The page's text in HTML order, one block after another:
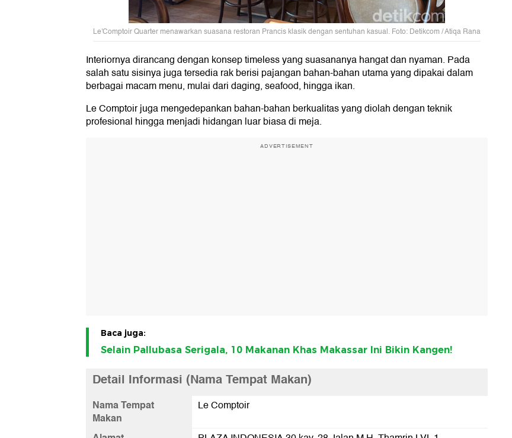
Le'Comptoir Quarter menawarkan suasana restoran Prancis klasik dengan sentuhan kasual. Foto: Detikcom / Atiqa Rana
Interiornya dirancang dengan konsep timeless yang suasananya hangat dan nyaman. Pada
salah satu sisinya juga tersedia rak berisi pajangan bahan-bahan utama yang dipakai dalam
berbagai macam menu, mulai dari daging, seafood, hingga ikan.
Le Comptoir juga mengedepankan bahan-bahan berkualitas yang diolah dengan teknik
profesional hingga menjadi hidangan luar biasa di meja.
ADVERTISEMENT
Baca juga:
Selain Pallubasa Serigala, 10 Makanan Khas Makassar Ini Bikin Kangen!
Detail Informasi (Nama Tempat Makan)
Nama Tempat
Makan
Le Comptoir